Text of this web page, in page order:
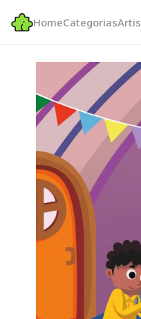
HomeCategorias